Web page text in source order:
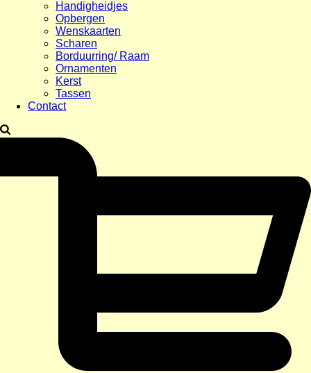
Handigheidjes
Opbergen
Wenskaarten
Scharen
Borduurring/ Raam
Ornamenten
Kerst
Tassen
Contact